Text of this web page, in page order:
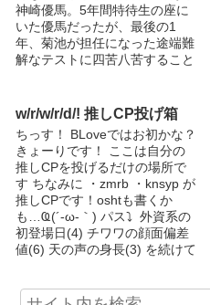
神崎優馬。5年間特待生の座に
いた優馬だったが、最後の1
年、菊池が担任になった途端難
解なテストに四苦八苦すること
習を提案する。 しかしその代
償は優馬の身体を弄ぶ権利。
勉強しか知らなかった優馬に、
菊池は快楽を教え調教を始め
る。 2019/10/12 夏休み後を加
筆 Special thanks!! 表紙絵をMg
様にご提供いただきました。
w/r/w/r/d/! 推しCP投げ箱
ちっす！ BLoveではお初かな？
きょーりです！ ここは自分の
推しCPを投げるだけの場所で
す ちなみに ・zmrb ・knsyp が
推しCPです！oshtも書くか
も…Ҩ(´-ω-｀) パス⤵︎ ︎ 外資系の
初登場日(4) チワワの顔面偏差
値(6) 天の声の身長(3) を続けて